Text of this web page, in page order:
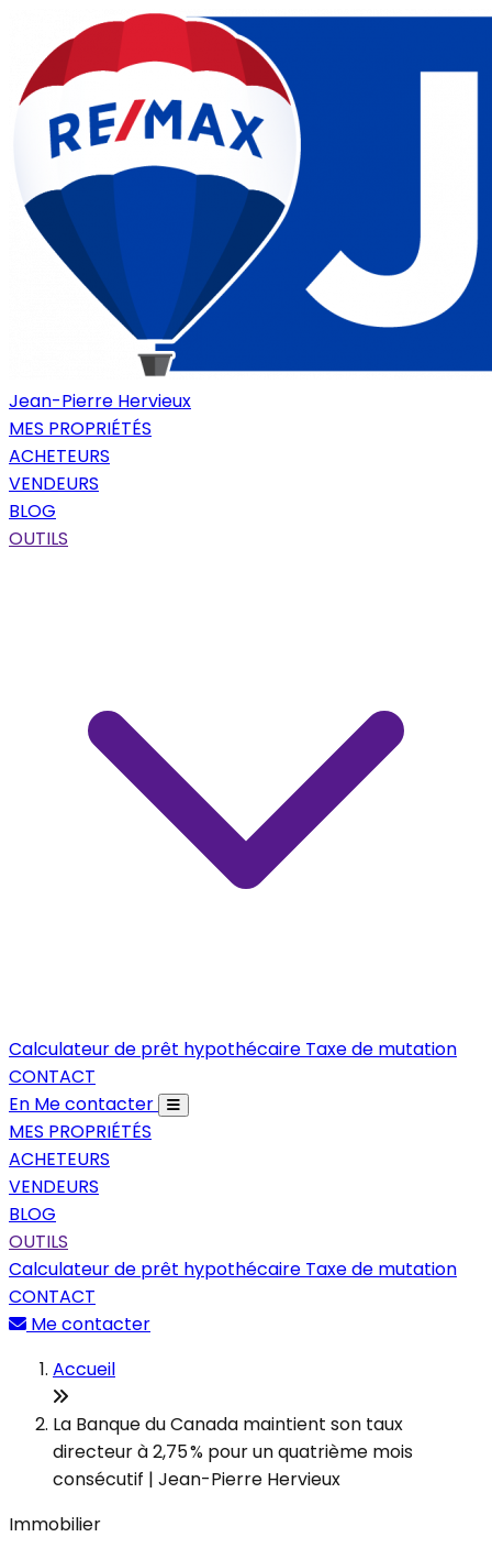
Jean-Pierre Hervieux
MES PROPRIÉTÉS
ACHETEURS
VENDEURS
BLOG
OUTILS
Calculateur de prêt hypothécaire Taxe de mutation
CONTACT
En Me contacter
MES PROPRIÉTÉS
ACHETEURS
VENDEURS
BLOG
OUTILS
Calculateur de prêt hypothécaire Taxe de mutation
CONTACT
Me contacter
Accueil
La Banque du Canada maintient son taux
directeur à 2,75 % pour un quatrième mois
consécutif | Jean-Pierre Hervieux
Immobilier